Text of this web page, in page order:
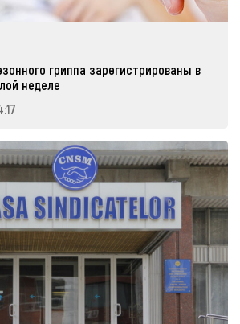
гриппа зарегистрированы в
неделе